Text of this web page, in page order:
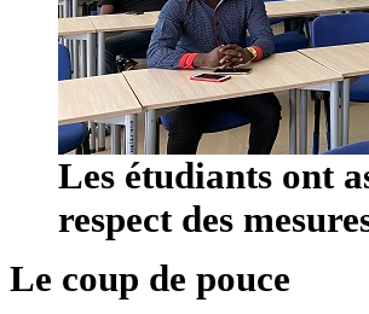
Les étudiants ont
respect des
Le coup de pouce